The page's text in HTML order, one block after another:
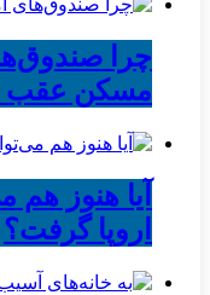
چرا
مسکن عقب
آیا هنوز هم
اروپا گرفت؟